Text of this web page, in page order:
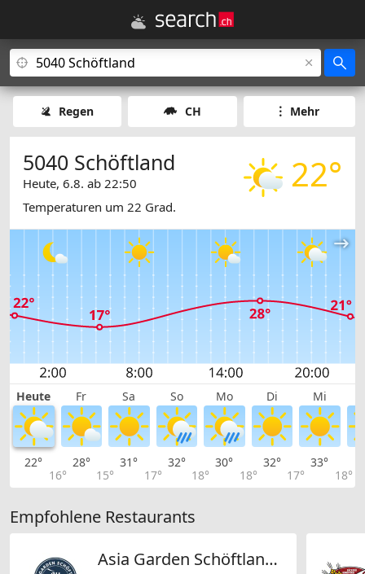
Regen CH Mehr
22°
5040 Schöftland
Heute, 6.8. ab 22:50
Temperaturen um 22 Grad.
Heute Fr Sa So Mo Di Mi
22°
16°
28°
15°
31°
17°
32°
18°
30°
18°
32°
17°
33°
18°
Empfohlene Restaurants
Asia Garden Schöftland Badintsang